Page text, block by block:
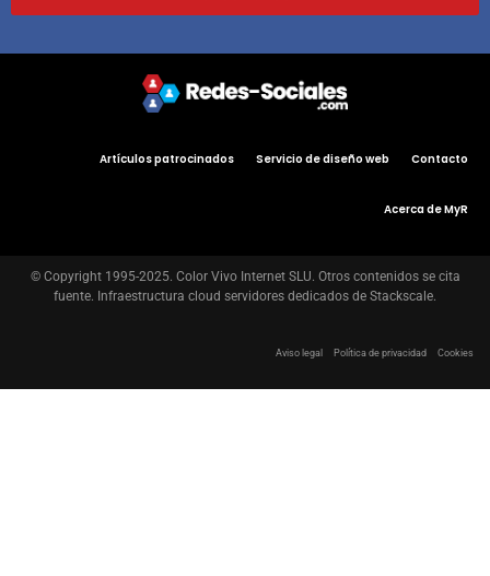
Artículos patrocinados Servicio de diseño web Contacto
Acerca de MyR
© Copyright 1995-2025. Color Vivo Internet SLU. Otros contenidos se cita
fuente. Infraestructura cloud servidores dedicados de Stackscale.
Aviso legal Política de privacidad Cookies